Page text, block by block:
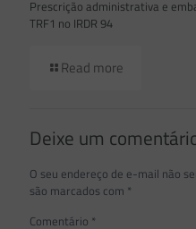
Prescrição administrativa e
TRF1 no IRDR 94
Read more
Deixe um
O seu endereço de e-mail não
são marcados com *
Comentário *